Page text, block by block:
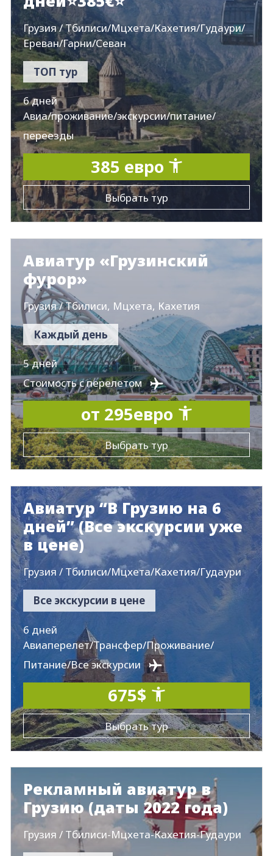
Грузия / Тбилиси/Мцхета/Кахетия/Гудаури/
Ереван/Гарни/Севан
ТОП тур
6 дней
Авиа/проживание/экскурсии/питание/
переезды
385 евро
Выбрать тур
Авиатур «Грузинский
фурор»
Грузия / Тбилиси, Мцхета, Кахетия
Каждый день
5 дней
Стоимость с перелетом
от 295евро
Выбрать тур
Авиатур “В Грузию на 6
дней” (Все экскурсии уже
в цене)
Грузия / Тбилиси/Мцхета/Кахетия/Гудаури
Все экскурсии в цене
6 дней
Авиаперелет/Трансфер/Проживание/
Питание/Все экскурсии
675$
Выбрать тур
Рекламный авиатур в
Грузию (даты 2022 года)
Грузия / Тбилиси-Мцхета-Кахетия-Гудаури